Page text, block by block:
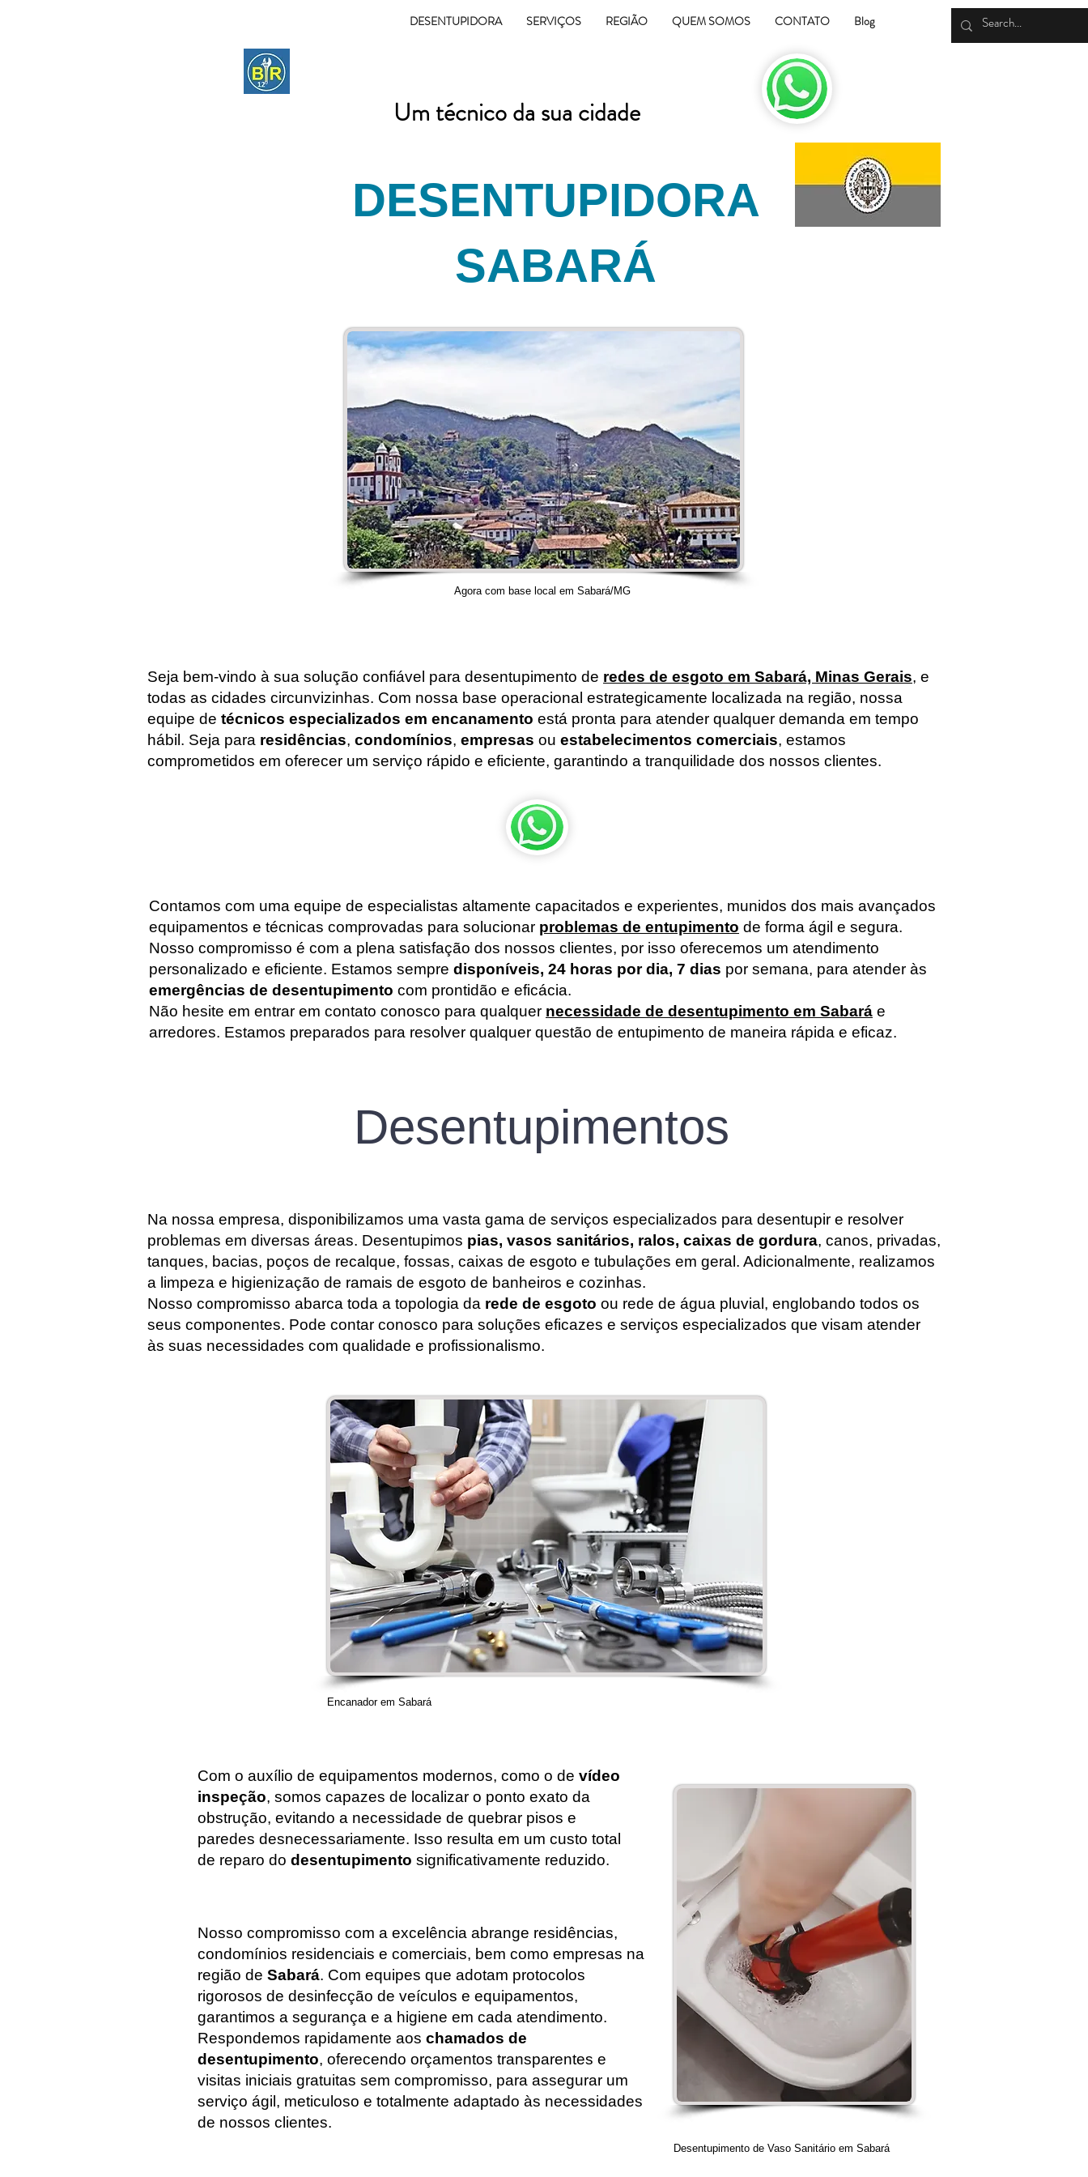
DESENTUPIDORA SERVIÇOS REGIÃO QUEM SOMOS CONTATO Blog
Um técnico da sua cidade
DESENTUPIDORA
SABARÁ
Agora com base local em Sabará/MG
Seja bem-vindo à sua solução confiável para desentupimento de redes de esgoto em Sabará, Minas Gerais, e
todas as cidades circunvizinhas. Com nossa base operacional estrategicamente localizada na região, nossa
equipe de técnicos especializados em encanamento está pronta para atender qualquer demanda em tempo
hábil. Seja para residências, condomínios, empresas ou estabelecimentos comerciais, estamos
comprometidos em oferecer um serviço rápido e eficiente, garantindo a tranquilidade dos nossos clientes.
Contamos com uma equipe de especialistas altamente capacitados e experientes, munidos dos mais avançados
equipamentos e técnicas comprovadas para solucionar problemas de entupimento de forma ágil e segura.
Nosso compromisso é com a plena satisfação dos nossos clientes, por isso oferecemos um atendimento
personalizado e eficiente. Estamos sempre disponíveis, 24 horas por dia, 7 dias por semana, para atender às
emergências de desentupimento com prontidão e eficácia.
Não hesite em entrar em contato conosco para qualquer necessidade de desentupimento em Sabará e
arredores. Estamos preparados para resolver qualquer questão de entupimento de maneira rápida e eficaz.
Desentupimentos
Na nossa empresa, disponibilizamos uma vasta gama de serviços especializados para desentupir e resolver
problemas em diversas áreas. Desentupimos pias, vasos sanitários, ralos, caixas de gordura, canos, privadas,
tanques, bacias, poços de recalque, fossas, caixas de esgoto e tubulações em geral. Adicionalmente, realizamos
a limpeza e higienização de ramais de esgoto de banheiros e cozinhas.
Nosso compromisso abarca toda a topologia da rede de esgoto ou rede de água pluvial, englobando todos os
seus componentes. Pode contar conosco para soluções eficazes e serviços especializados que visam atender
às suas necessidades com qualidade e profissionalismo.
Encanador em Sabará
Com o auxílio de equipamentos modernos, como o de vídeo
inspeção, somos capazes de localizar o ponto exato da
obstrução, evitando a necessidade de quebrar pisos e
paredes desnecessariamente. Isso resulta em um custo total
de reparo do desentupimento significativamente reduzido.
Nosso compromisso com a excelência abrange residências,
condomínios residenciais e comerciais, bem como empresas na
região de Sabará. Com equipes que adotam protocolos
rigorosos de desinfecção de veículos e equipamentos,
garantimos a segurança e a higiene em cada atendimento.
Respondemos rapidamente aos chamados de
desentupimento, oferecendo orçamentos transparentes e
visitas iniciais gratuitas sem compromisso, para assegurar um
serviço ágil, meticuloso e totalmente adaptado às necessidades
de nossos clientes.
Desentupimento de Vaso Sanitário em Sabará